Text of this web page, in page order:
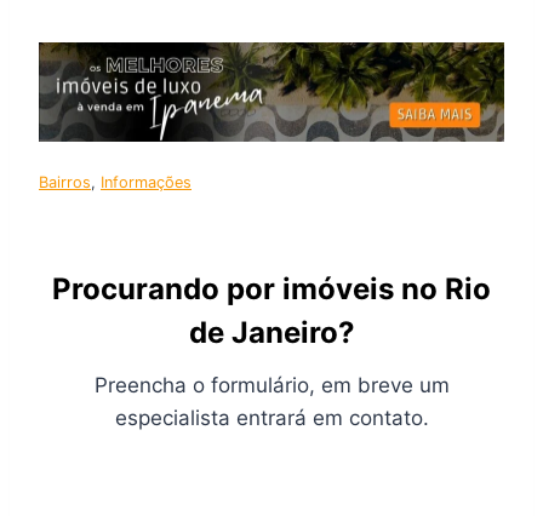
Bairros, Informações
Procurando por imóveis no Rio
de Janeiro?
Preencha o formulário, em breve um
especialista entrará em contato.